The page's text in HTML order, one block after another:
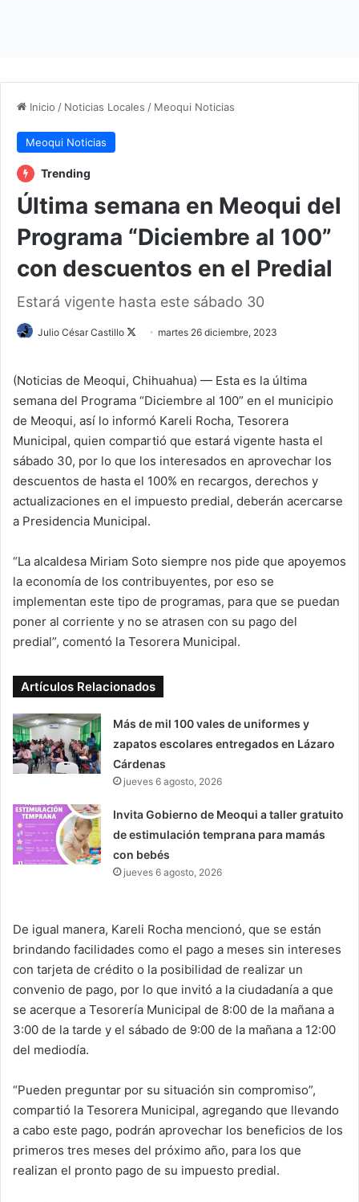
Inicio / Noticias Locales / Meoqui Noticias
Meoqui Noticias
Trending
Última semana en Meoqui del
Programa “Diciembre al 100”
con descuentos en el Predial
Estará vigente hasta este sábado 30
Julio César Castillo
w
o
n
X
martes 26 diciembre, 2023
(Noticias de Meoqui, Chihuahua) — Esta es la última
semana del Programa “Diciembre al 100” en el municipio
de Meoqui, así lo informó Kareli Rocha, Tesorera
Municipal, quien compartió que estará vigente hasta el
sábado 30, por lo que los interesados en aprovechar los
descuentos de hasta el 100% en recargos, derechos y
actualizaciones en el impuesto predial, deberán acercarse
a Presidencia Municipal.
“La alcaldesa Miriam Soto siempre nos pide que apoyemos
la economía de los contribuyentes, por eso se
implementan este tipo de programas, para que se puedan
poner al corriente y no se atrasen con su pago del
predial”, comentó la Tesorera Municipal.
Artículos Relacionados
Más de mil 100 vales de uniformes y
zapatos escolares entregados en Lázaro
Cárdenas
jueves 6 agosto, 2026
Invita Gobierno de Meoqui a taller gratuito
de estimulación temprana para mamás
con bebés
jueves 6 agosto, 2026
De igual manera, Kareli Rocha mencionó, que se están
brindando facilidades como el pago a meses sin intereses
con tarjeta de crédito o la posibilidad de realizar un
convenio de pago, por lo que invitó a la ciudadanía a que
se acerque a Tesorería Municipal de 8:00 de la mañana a
3:00 de la tarde y el sábado de 9:00 de la mañana a 12:00
del mediodía.
“Pueden preguntar por su situación sin compromiso”,
compartió la Tesorera Municipal, agregando que llevando
a cabo este pago, podrán aprovechar los beneficios de los
primeros tres meses del próximo año, para los que
realizan el pronto pago de su impuesto predial.